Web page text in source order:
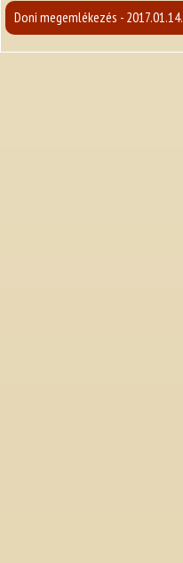
Doni megemlékezés - 2017.01.14.